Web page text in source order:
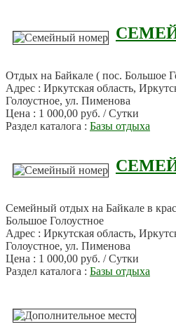
Отдых на Байкале ( пос. Большое
Адрес : Иркутская область,
Голоустное, ул. Пименова
Цена : 1 000,00 руб. / Сутки
Раздел каталога : Базы отдыха
Семейный отдых на Байкале в
Большое Голоустное
Адрес : Иркутская область,
Голоустное, ул. Пименова
Цена : 1 000,00 руб. / Сутки
Раздел каталога : Базы отдыха